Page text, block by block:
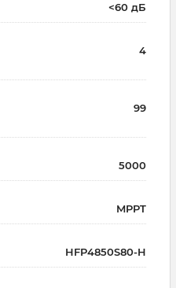
<60 дБ
4
99
5000
MPPT
HFP4850S80-H